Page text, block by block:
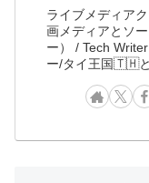
ライブメディア
画メディアとソ
ー） / Tech
ー/タイ王国🇹🇭と